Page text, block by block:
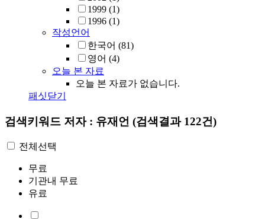
1999 (1)
1996 (1)
작성언어
한국어 (81)
영어 (4)
오늘 본 자료
오늘 본 자료가 없습니다.
패싯닫기
검색키워드 저자 : 유재언 (검색결과 122건)
전체선택
무료
기관내 무료
유료